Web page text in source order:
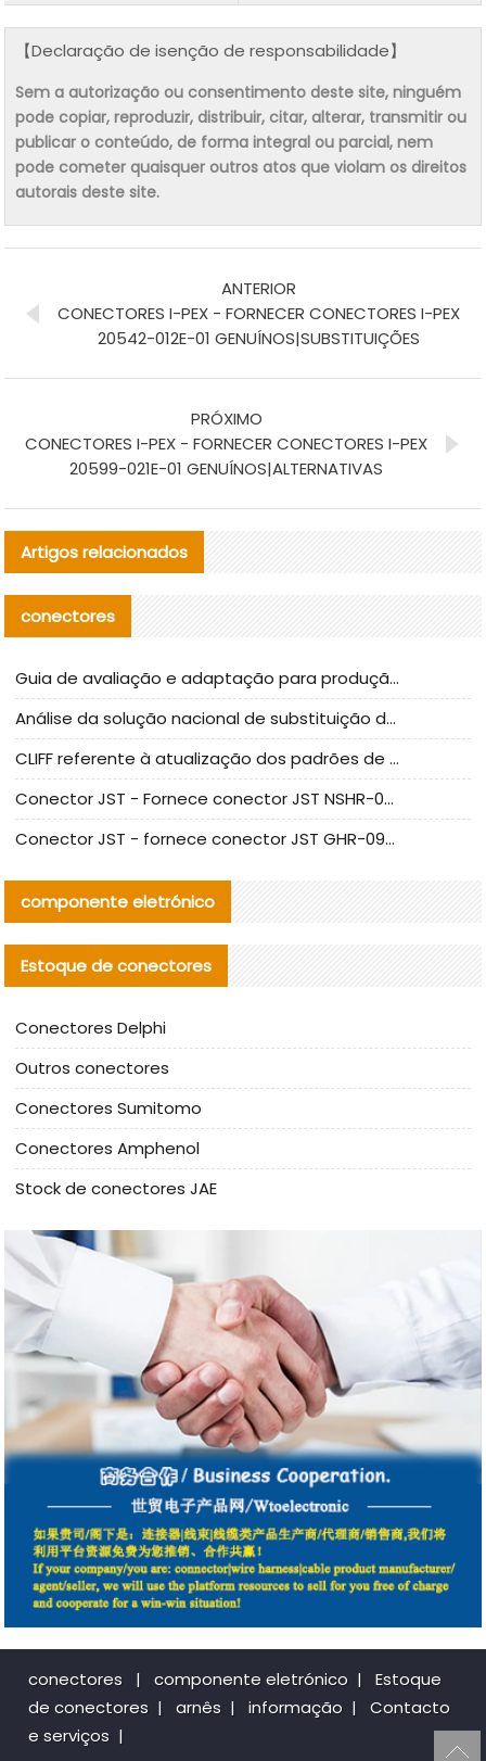
【Declaração de isenção de responsabilidade】
Sem a autorização ou consentimento deste site, ninguém
pode copiar, reproduzir, distribuir, citar, alterar, transmitir ou
publicar o conteúdo, de forma integral ou parcial, nem
pode cometer quaisquer outros atos que violam os direitos
autorais deste site.
ANTERIOR
CONECTORES I-PEX - FORNECER CONECTORES I-PEX
20542-012E-01 GENUÍNOS|SUBSTITUIÇÕES
PRÓXIMO
CONECTORES I-PEX - FORNECER CONECTORES I-PEX
20599-021E-01 GENUÍNOS|ALTERNATIVAS
Artigos relacionados
conectores
Guia de avaliação e adaptação para produção em massa de componentes de cabos nacionais CNC Tech
Análise da solução nacional de substituição da linha de alta frequência I-PEX
CLIFF referente à atualização dos padrões de teste de conectores nacionais
Conector JST - Fornece conector JST NSHR-02V-S original | substituto
Conector JST - fornece conector JST GHR-09V-S autêntico | substituto
componente eletrónico
Estoque de conectores
Conectores Delphi
Outros conectores
Conectores Sumitomo
Conectores Amphenol
Stock de conectores JAE
conectores | componente eletrónico |
Estoque
de conectores | arnês | informação |
Contacto
e serviços |